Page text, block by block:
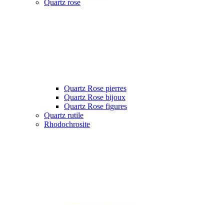
Quartz rose
Quartz Rose pierres
Quartz Rose bijoux
Quartz Rose figures
Quartz rutile
Rhodochrosite